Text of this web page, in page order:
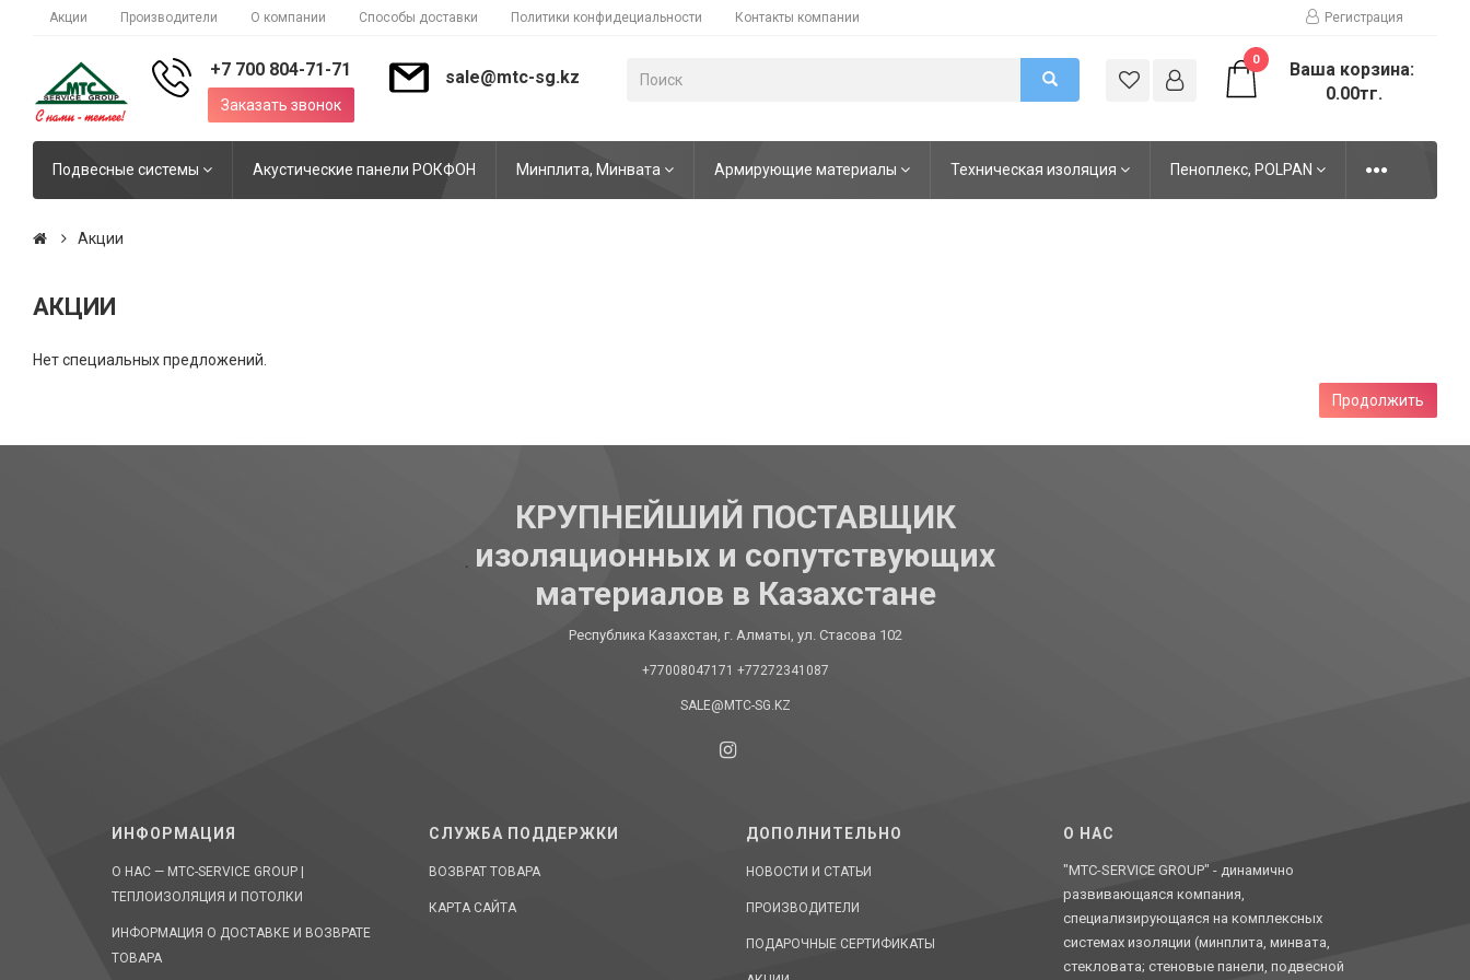
Акции Производители О компании Способы доставки Политики конфидециальности Контакты компании Регистрация
+7 700 804-71-71
Заказать звонок
sale@mtc-sg.kz
0
Ваша корзина:
0.00тг.
Подвесные системы Акустические панели РОКФОН Минплита, Минвата Армирующие материалы Техническая изоляция Пеноплекс, POLPAN
Акции
АКЦИИ
Нет специальных предложений.
Продолжить
КРУПНЕЙШИЙ ПОСТАВЩИК
изоляционных и сопутствующих
материалов в Казахстане
Республика Казахстан, г. Алматы, ул. Стасова 102
+77008047171 +77272341087
SALE@MTC-SG.KZ
ИНФОРМАЦИЯ
О НАС — MTC-SERVICE GROUP |
ТЕПЛОИЗОЛЯЦИЯ И ПОТОЛКИ
ИНФОРМАЦИЯ О ДОСТАВКЕ И ВОЗВРАТЕ
ТОВАРА
СЛУЖБА ПОДДЕРЖКИ
ВОЗВРАТ ТОВАРА
КАРТА САЙТА
ДОПОЛНИТЕЛЬНО
НОВОСТИ И СТАТЬИ
ПРОИЗВОДИТЕЛИ
ПОДАРОЧНЫЕ СЕРТИФИКАТЫ
O НАС
"MTC-SERVICE GROUP" - динамично
развивающаяся компания,
специализирующаяся на комплексных
системах изоляции (минплита, минвата,
стекловата; стеновые панели, подвесной